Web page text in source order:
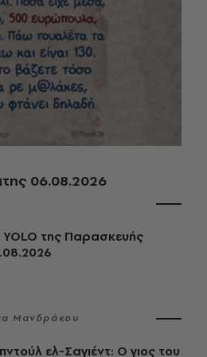
06.08.2026
YOLO της Παρασκευής
Μανδράκου
ελ-Σαγιέντ: Ο γιος του